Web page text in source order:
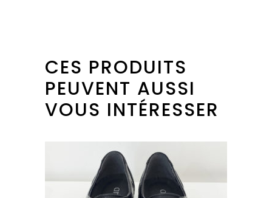
CES PRODUITS
PEUVENT AUSSI
VOUS INTÉRESSER